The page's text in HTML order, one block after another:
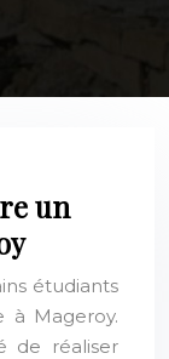
un
étudiants
à Mageroy.
de réaliser